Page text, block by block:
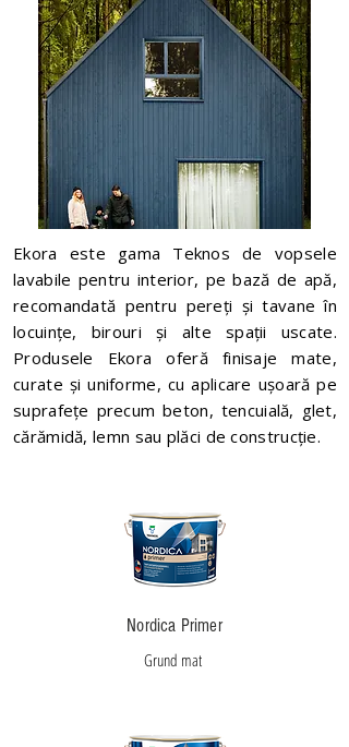
Ekora este gama Teknos de vopsele
lavabile pentru interior, pe bază de apă,
recomandată pentru pereți și tavane în
locuințe, birouri și alte spații uscate.
Produsele Ekora oferă finisaje mate,
curate și uniforme, cu aplicare ușoară pe
suprafețe precum beton, tencuială, glet,
cărămidă, lemn sau plăci de construcție.
Nordica Primer
Grund mat